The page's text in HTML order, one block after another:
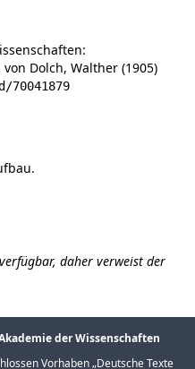
Dolch, Walther (1905)
daher verweist der
der Wissenschaften
Vorhaben „Deutsche Texte